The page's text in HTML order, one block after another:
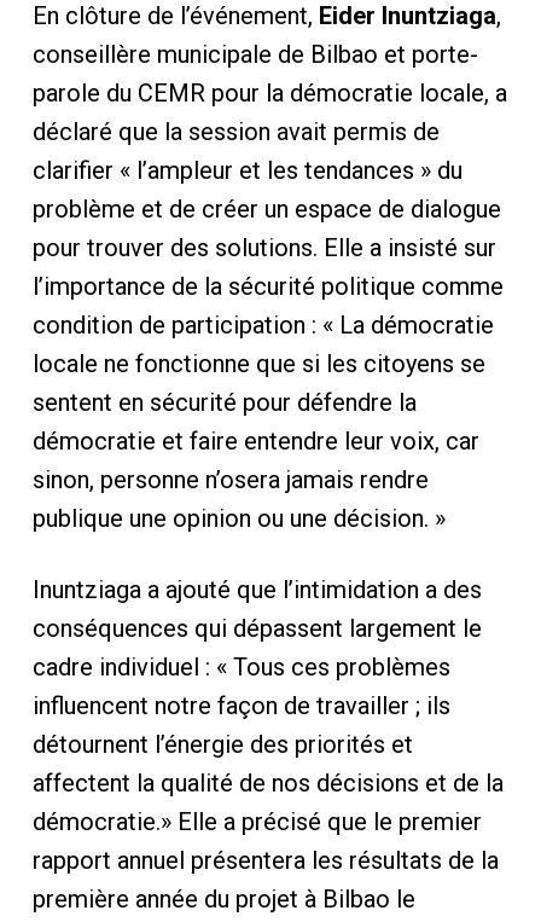
En clôture de l’événement, Eider Inuntziaga,
conseillère municipale de Bilbao et porte-
parole du CEMR pour la démocratie locale, a
déclaré que la session avait permis de
clarifier « l’ampleur et les tendances » du
problème et de créer un espace de dialogue
pour trouver des solutions. Elle a insisté sur
l’importance de la sécurité politique comme
condition de participation : « La démocratie
locale ne fonctionne que si les citoyens se
sentent en sécurité pour défendre la
démocratie et faire entendre leur voix, car
sinon, personne n’osera jamais rendre
publique une opinion ou une décision. »
Inuntziaga a ajouté que l’intimidation a des
conséquences qui dépassent largement le
cadre individuel : « Tous ces problèmes
influencent notre façon de travailler ; ils
détournent l’énergie des priorités et
affectent la qualité de nos décisions et de la
démocratie.» Elle a précisé que le premier
rapport annuel présentera les résultats de la
première année du projet à Bilbao le